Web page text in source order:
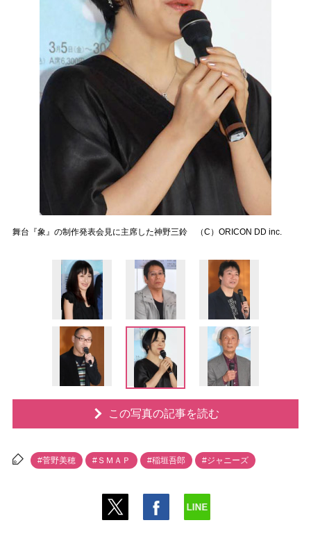
舞台『象』の制作発表会見に主席した神野三鈴 （C）ORICON DD inc.
この写真の記事を読む
#菅野美穂 #ＳＭＡＰ #稲垣吾郎 #ジャニーズ